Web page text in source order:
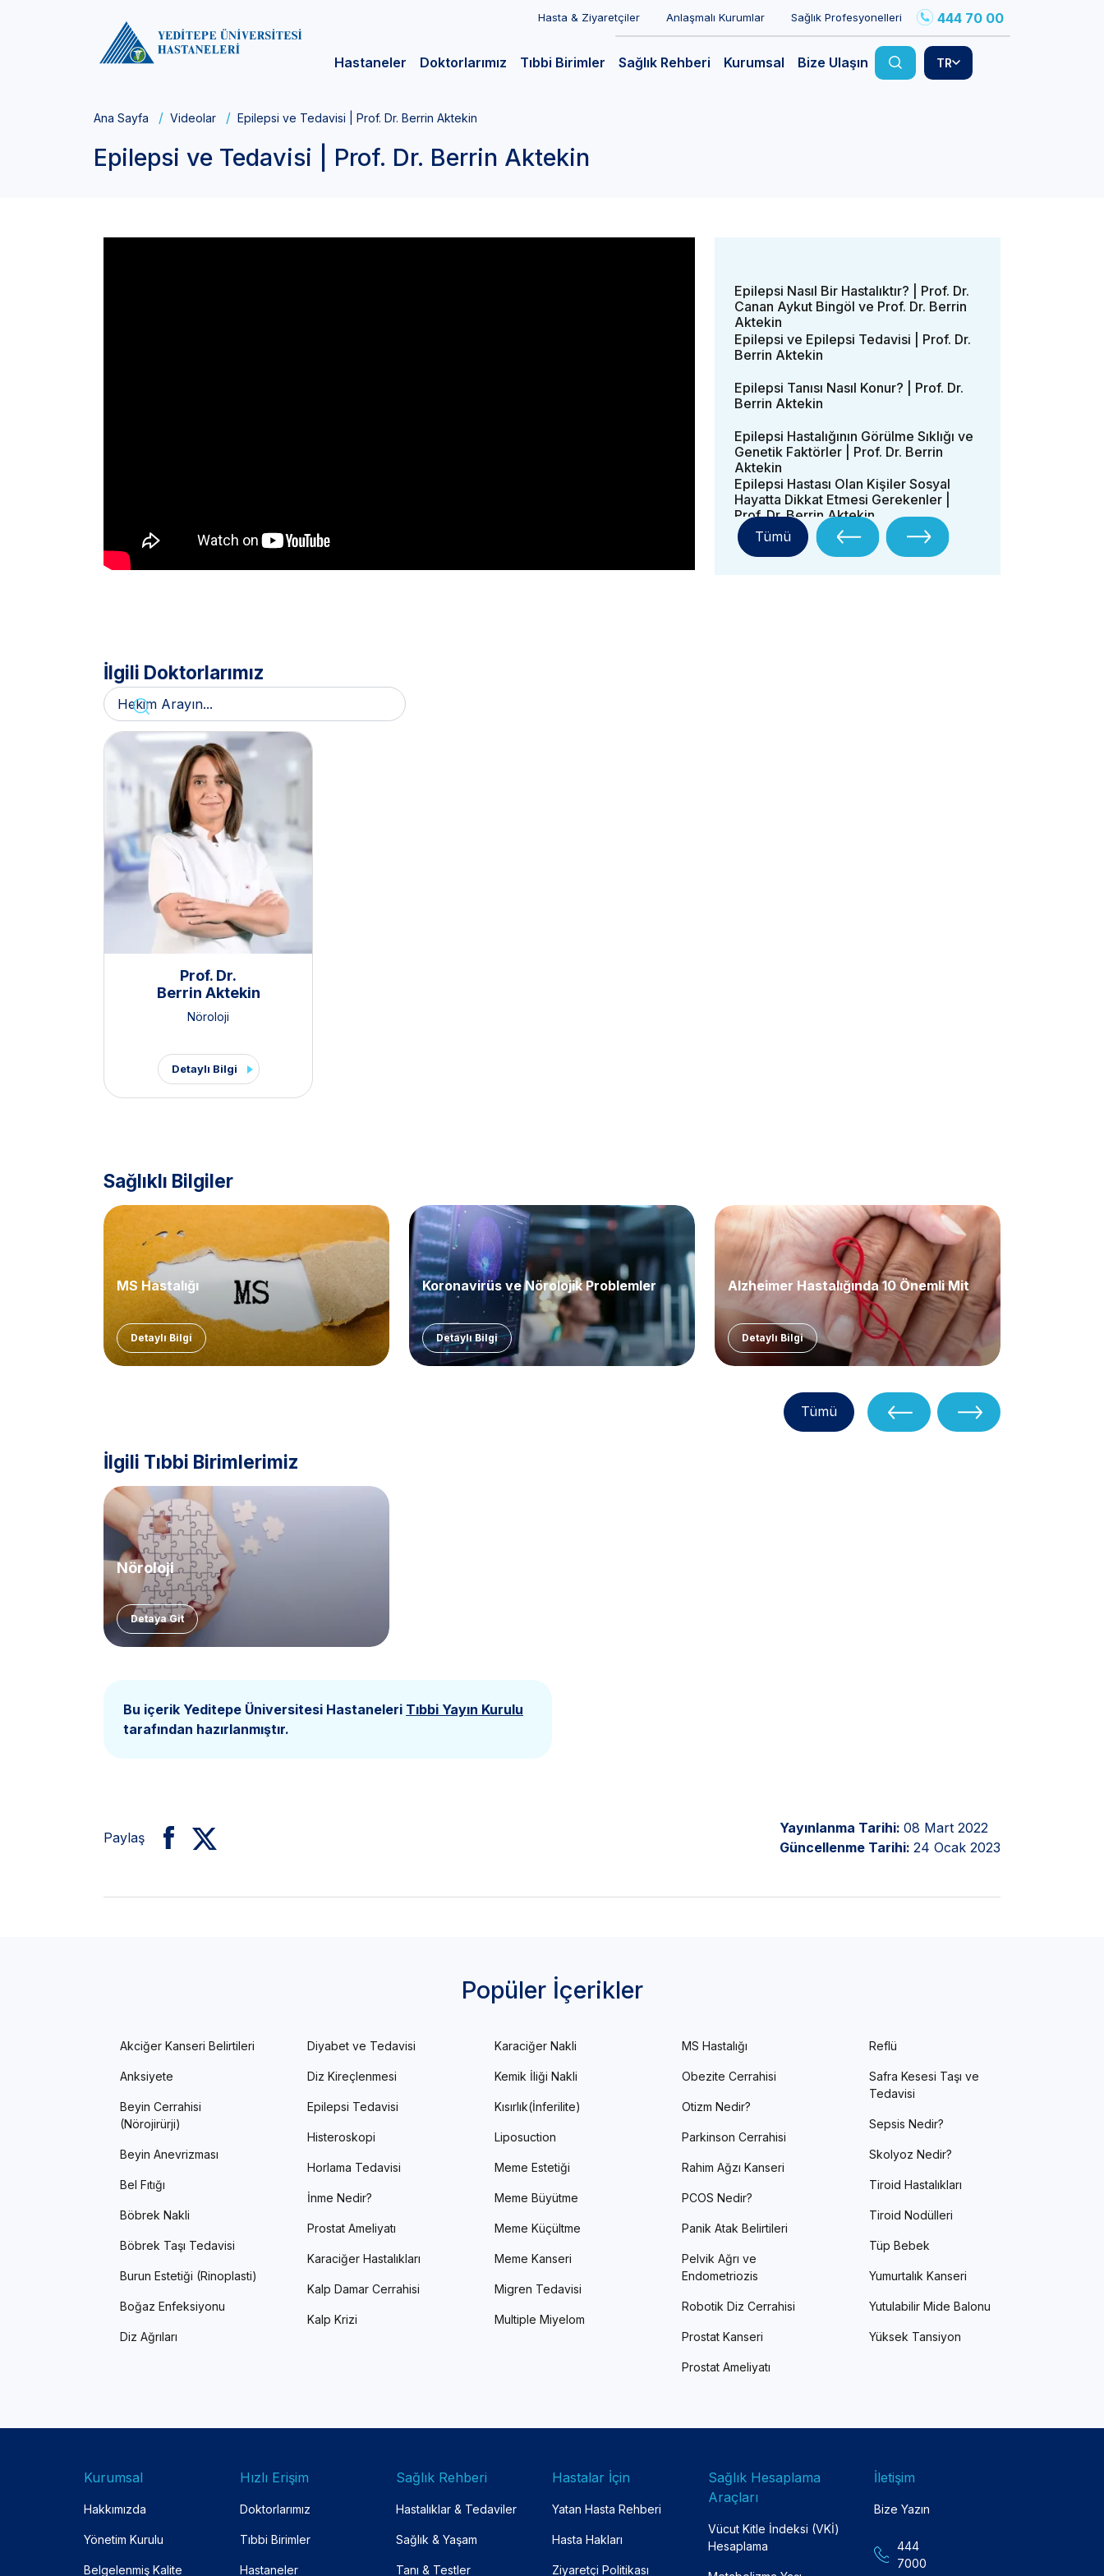
Hasta & Ziyaretçiler Anlaşmalı Kurumlar Sağlık Profesyonelleri 444 70 00
Hastaneler Doktorlarımız Tıbbi Birimler Sağlık Rehberi Kurumsal Bize Ulaşın TR
Ana Sayfa Videolar Epilepsi ve Tedavisi | Prof. Dr. Berrin Aktekin
Epilepsi ve Tedavisi | Prof. Dr. Berrin Aktekin
Epilepsi Nasıl Bir Hastalıktır? | Prof. Dr.
Canan Aykut Bingöl ve Prof. Dr. Berrin
Aktekin
Epilepsi ve Epilepsi Tedavisi | Prof. Dr.
Berrin Aktekin
Epilepsi Tanısı Nasıl Konur? | Prof. Dr.
Berrin Aktekin
Epilepsi Hastalığının Görülme Sıklığı ve
Genetik Faktörler | Prof. Dr. Berrin
Aktekin
Epilepsi Hastası Olan Kişiler Sosyal
Hayatta Dikkat Etmesi Gerekenler |
Prof. Dr. Berrin Aktekin
Tümü
İlgili Doktorlarımız
Prof. Dr.
Berrin Aktekin
Nöroloji
Detaylı Bilgi
Sağlıklı Bilgiler
MS Hastalığı
Detaylı Bilgi
Koronavirüs ve Nörolojik Problemler
Detaylı Bilgi
Alzheimer Hastalığında 10 Önemli Mit
Detaylı Bilgi
Tümü
İlgili Tıbbi Birimlerimiz
Nöroloji
Detaya Git
Bu içerik Yeditepe Üniversitesi Hastaneleri Tıbbi Yayın Kurulu
tarafından hazırlanmıştır.
Paylaş
Yayınlanma Tarihi: 08 Mart 2022
Güncellenme Tarihi: 24 Ocak 2023
Popüler İçerikler
Akciğer Kanseri Belirtileri
Anksiyete
Beyin Cerrahisi
(Nörojirürji)
Beyin Anevrizması
Bel Fıtığı
Böbrek Nakli
Böbrek Taşı Tedavisi
Burun Estetiği (Rinoplasti)
Boğaz Enfeksiyonu
Diz Ağrıları
Diyabet ve Tedavisi
Diz Kireçlenmesi
Epilepsi Tedavisi
Histeroskopi
Horlama Tedavisi
İnme Nedir?
Prostat Ameliyatı
Karaciğer Hastalıkları
Kalp Damar Cerrahisi
Kalp Krizi
Karaciğer Nakli
Kemik İliği Nakli
Kısırlık(İnferilite)
Liposuction
Meme Estetiği
Meme Büyütme
Meme Küçültme
Meme Kanseri
Migren Tedavisi
Multiple Miyelom
MS Hastalığı
Obezite Cerrahisi
Otizm Nedir?
Parkinson Cerrahisi
Rahim Ağzı Kanseri
PCOS Nedir?
Panik Atak Belirtileri
Pelvik Ağrı ve
Endometriozis
Robotik Diz Cerrahisi
Prostat Kanseri
Prostat Ameliyatı
Reflü
Safra Kesesi Taşı ve
Tedavisi
Sepsis Nedir?
Skolyoz Nedir?
Tiroid Hastalıkları
Tiroid Nodülleri
Tüp Bebek
Yumurtalık Kanseri
Yutulabilir Mide Balonu
Yüksek Tansiyon
Kurumsal
Hakkımızda
Yönetim Kurulu
Belgelenmiş Kalite
Hızlı Erişim
Doktorlarımız
Tıbbi Birimler
Hastaneler
Sağlık Rehberi
Hastalıklar & Tedaviler
Sağlık & Yaşam
Tanı & Testler
Hastalar İçin
Yatan Hasta Rehberi
Hasta Hakları
Ziyaretçi Politikası
Sağlık Hesaplama
Araçları
Vücut Kitle İndeksi (VKİ)
Hesaplama
İletişim
Bize Yazın
444
7000